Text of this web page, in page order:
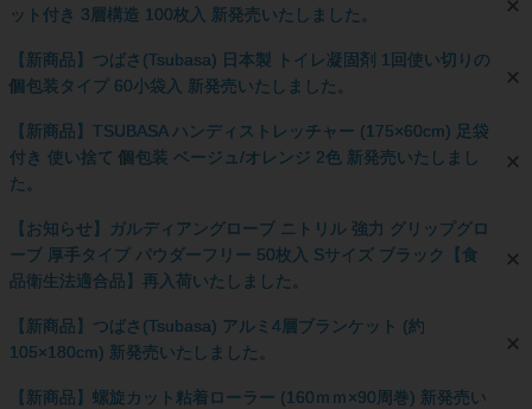
ット付き 3層構造 100枚入 新発売いたしました。
【新商品】つばさ(Tsubasa) 日本製 トイレ凝固剤 1回使い切りの
個包装タイプ 60小袋入 新発売いたしました。
【新商品】TSUBASA ハンディストレッチャー (175×60cm) 足袋
付き 使い捨て 個包装 ベージュ/オレンジ 2色 新発売いたしまし
た。
【お知らせ】ガルディアングローブ ニトリル 強力 グリップグロ
ーブ 厚手タイプ パウダーフリー 50枚入 Sサイズ ブラック【食
品衛生法適合品】再入荷いたしました。
【新商品】つばさ(Tsubasa) アルミ4層ブランケット (約
105×180cm) 新発売いたしました。
【新商品】螺旋カット粘着ローラー (160ｍｍ×90周巻) 新発売い